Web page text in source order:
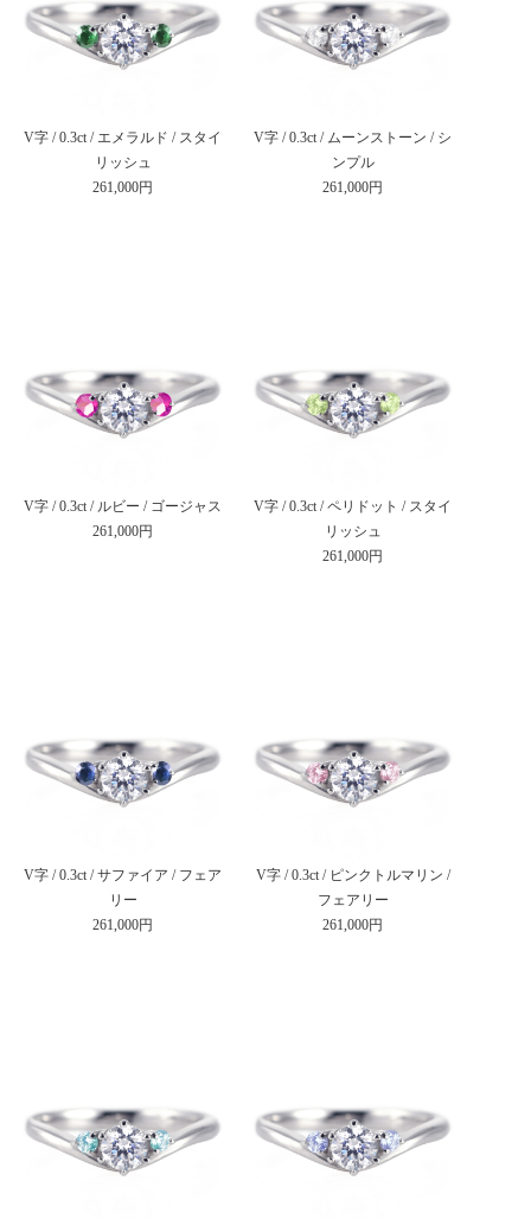
V字 / 0.3ct / エメラルド / スタイ
リッシュ
261,000円
V字 / 0.3ct / ムーンストーン / シ
ンプル
261,000円
V字 / 0.3ct / ルビー / ゴージャス
261,000円
V字 / 0.3ct / ペリドット / スタイ
リッシュ
261,000円
V字 / 0.3ct / サファイア / フェア
リー
261,000円
V字 / 0.3ct / ピンクトルマリン /
フェアリー
261,000円